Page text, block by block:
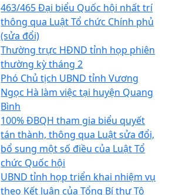
463/465 Đại biểu Quốc hội nhất trí
thông qua Luật Tổ chức Chính phủ
(sửa đổi)
Thường trực HĐND tỉnh họp phiên
thường kỳ tháng 2
Phó Chủ tịch UBND tỉnh Vương
Ngọc Hà làm việc tại huyện Quang
Bình
100% ĐBQH tham gia biểu quyết
tán thành, thông qua Luật sửa đổi,
bổ sung một số điều của Luật Tổ
chức Quốc hội
UBND tỉnh họp triển khai nhiệm vụ
theo Kết luận của Tổng Bí thư Tô